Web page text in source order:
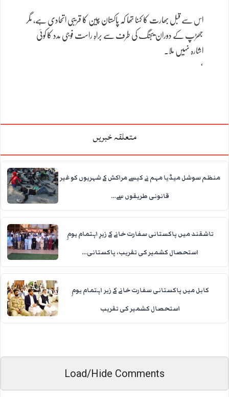
اس سے قبل بھارت کا کہنا تھا کہ پاکستان چین کا قریبی اتحادی ہے، مگر
جھڑپ کے دوران بیجنگ کی طرف سے براہِ راست فوجی مدد کا کوئی
اشارہ نہیں ملا۔
‘
متعلقہ خبریں
منظم سوشل میڈیا مہم نے کیسے مراکش کے شہریوں کو غیر
قانونی طریقوں سے…
تاشقند میں پاکستانی سفارت خانے کے زیرِ اہتمام یومِ
استحصال کشمیر کی تقریب، پاکستانی…
کابل میں پاکستانی سفارت خانے کے زیر اہتمام یومِ
استحصال کشمیر کی تقریب
Load/Hide Comments